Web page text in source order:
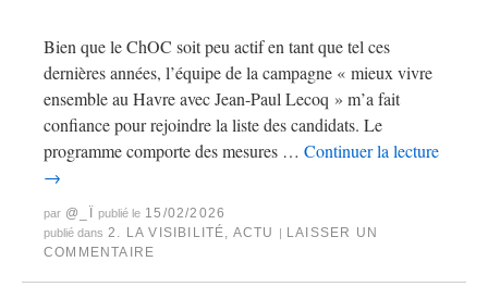
Bien que le ChOC soit peu actif en tant que tel ces
dernières années, l’équipe de la campagne « mieux vivre
ensemble au Havre avec Jean-Paul Lecoq » m’a fait
confiance pour rejoindre la liste des candidats. Le
programme comporte des mesures … Continuer la lecture
→
par @_Ï publié le 15/02/2026
publié dans 2. LA VISIBILITÉ ACTU | LAISSER UN
COMMENTAIRE